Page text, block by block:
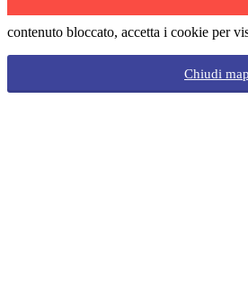
contenuto bloccato, accetta i cookie per
Chiudi